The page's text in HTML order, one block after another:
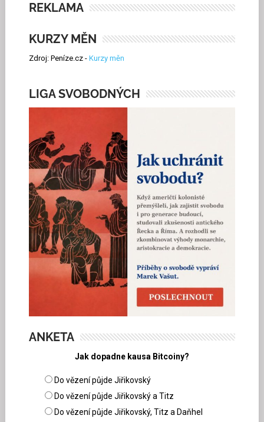
REKLAMA
KURZY MĚN
Zdroj: Peníze.cz - Kurzy měn
LIGA SVOBODNÝCH
ANKETA
Jak dopadne kausa Bitcoiny?
Do vězení půjde Jiřikovský
Do vězení půjde Jiřikovský a Titz
Do vězení půjde Jiřikovský, Titz a Daňhel